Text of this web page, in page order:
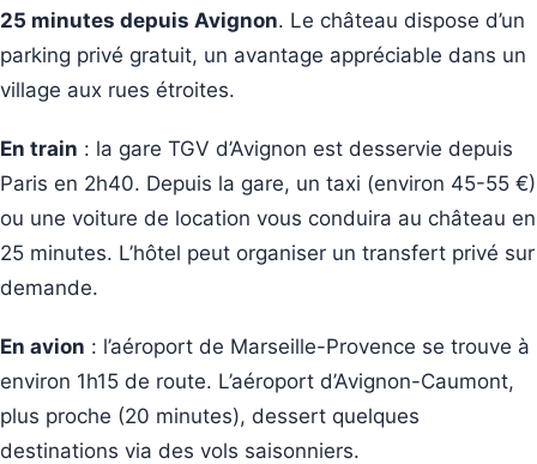
25 minutes depuis Avignon. Le château dispose d’un
parking privé gratuit, un avantage appréciable dans un
village aux rues étroites.
En train : la gare TGV d’Avignon est desservie depuis
Paris en 2h40. Depuis la gare, un taxi (environ 45-55 €)
ou une voiture de location vous conduira au château en
25 minutes. L’hôtel peut organiser un transfert privé sur
demande.
En avion : l’aéroport de Marseille-Provence se trouve à
environ 1h15 de route. L’aéroport d’Avignon-Caumont,
plus proche (20 minutes), dessert quelques
destinations via des vols saisonniers.